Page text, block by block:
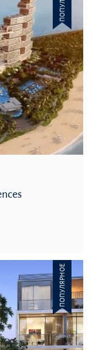
ПОПУЛЯРНОЕ